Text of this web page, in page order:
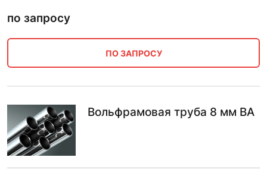
по запросу
ПО ЗАПРОСУ
Вольфрамовая труба 8 мм ВА